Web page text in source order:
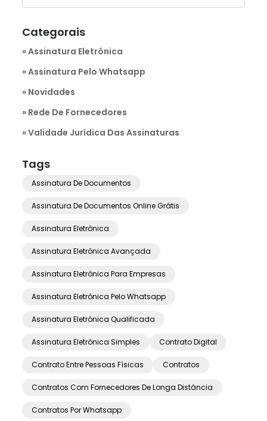
Categorais
Assinatura Eletrônica
Assinatura Pelo Whatsapp
Novidades
Rede De Fornecedores
Validade Jurídica Das Assinaturas
Tags
Assinatura De Documentos
Assinatura De Documentos Online Grátis
Assinatura Eletrônica
Assinatura Eletrônica Avançada
Assinatura Eletrônica Para Empresas
Assinatura Eletrônica Pelo Whatsapp
Assinatura Eletrônica Qualificada
Assinatura Eletrônica Simples Contrato Digital
Contrato Entre Pessoas Físicas Contratos
Contratos Com Fornecedores De Longa Distância
Contratos Por Whatsapp